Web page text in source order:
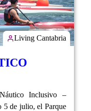
Living Cantabria
Inclusivo –
5 de julio, el Parque